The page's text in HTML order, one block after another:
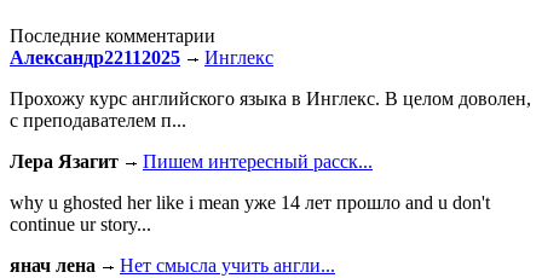
Последние комментарии
Александр22112025
Инглекс
Прохожу курс английского языка в Инглекс. В целом доволен,
с преподавателем п...
Лера Язагит
Пишем интересный расск...
why u ghosted her like i mean уже 14 лет прошло and u don't
continue ur story...
янач лена
Нет смысла учить англи...